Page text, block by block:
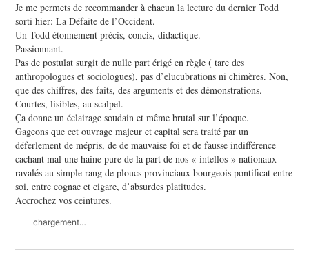
Je me permets de recommander à chacun la lecture du dernier Todd
sorti hier: La Défaite de l’Occident.
Un Todd étonnement précis, concis, didactique.
Passionnant.
Pas de postulat surgit de nulle part érigé en règle ( tare des
anthropologues et sociologues), pas d’elucubrations ni chimères. Non,
que des chiffres, des faits, des arguments et des démonstrations.
Courtes, lisibles, au scalpel.
Ça donne un éclairage soudain et même brutal sur l’époque.
Gageons que cet ouvrage majeur et capital sera traité par un
déferlement de mépris, de de mauvaise foi et de fausse indifférence
cachant mal une haine pure de la part de nos « intellos » nationaux
ravalés au simple rang de ploucs provinciaux bourgeois pontificat entre
soi, entre cognac et cigare, d’absurdes platitudes.
Accrochez vos ceintures.
chargement…